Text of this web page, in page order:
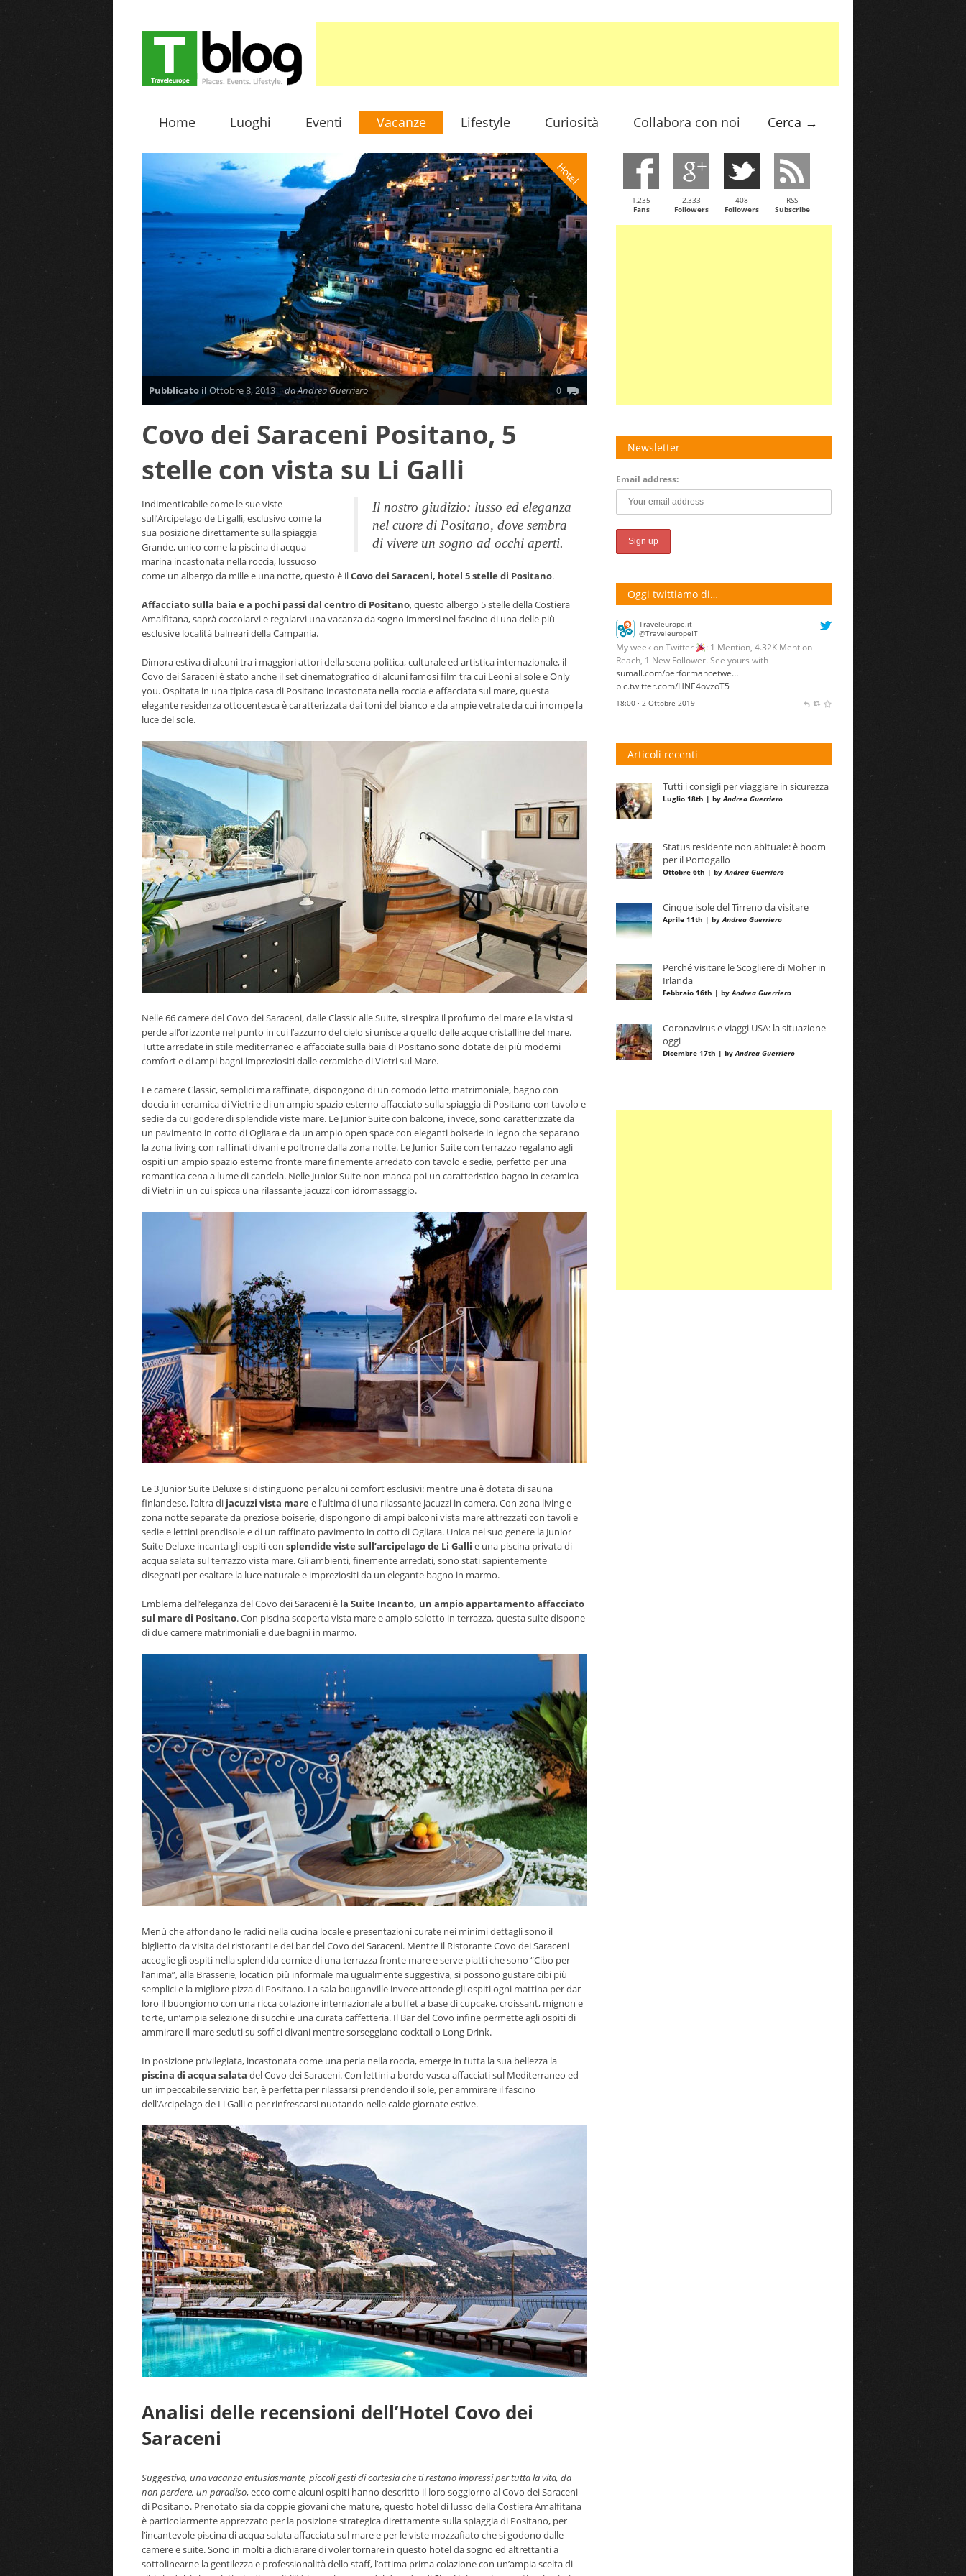
Home Luoghi Eventi Vacanze Lifestyle Curiosità Collabora con noi Cerca →
Hotel
Pubblicato il Ottobre 8, 2013 |da Andrea Guerriero 0
Covo dei Saraceni Positano, 5
stelle con vista su Li Galli
Il nostro giudizio: lusso ed eleganza
nel cuore di Positano, dove sembra
di vivere un sogno ad occhi aperti.
Indimenticabile come le sue viste
sull’Arcipelago de Li galli, esclusivo come la
sua posizione direttamente sulla spiaggia
Grande, unico come la piscina di acqua
marina incastonata nella roccia, lussuoso
come un albergo da mille e una notte, questo è ilCovo dei Saraceni, hotel 5 stelle di Positano.
Affacciato sulla baia e a pochi passi dal centro di Positano, questo albergo 5 stelle della Costiera
Amalfitana, saprà coccolarvi e regalarvi una vacanza da sogno immersi nel fascino di una delle più
esclusive località balneari della Campania.
Dimora estiva di alcuni tra i maggiori attori della scena politica, culturale ed artistica internazionale, il
Covo dei Saraceni è stato anche il set cinematografico di alcuni famosi film tra cui Leoni al sole e Only
you. Ospitata in una tipica casa di Positano incastonata nella roccia e affacciata sul mare, questa
elegante residenza ottocentesca è caratterizzata dai toni del bianco e da ampie vetrate da cui irrompe la
luce del sole.
Nelle 66 camere del Covo dei Saraceni, dalle Classic alle Suite, si respira il profumo del mare e la vista si
perde all’orizzonte nel punto in cui l’azzurro del cielo si unisce a quello delle acque cristalline del mare.
Tutte arredate in stile mediterraneo e affacciate sulla baia di Positano sono dotate dei più moderni
comfort e di ampi bagni impreziositi dalle ceramiche di Vietri sul Mare.
Le camere Classic, semplici ma raffinate, dispongono di un comodo letto matrimoniale, bagno con
doccia in ceramica di Vietri e di un ampio spazio esterno affacciato sulla spiaggia di Positano con tavolo e
sedie da cui godere di splendide viste mare. Le Junior Suite con balcone, invece, sono caratterizzate da
un pavimento in cotto di Ogliara e da un ampio open space con eleganti boiserie in legno che separano
la zona living con raffinati divani e poltrone dalla zona notte. Le Junior Suite con terrazzo regalano agli
ospiti un ampio spazio esterno fronte mare finemente arredato con tavolo e sedie, perfetto per una
romantica cena a lume di candela. Nelle Junior Suite non manca poi un caratteristico bagno in ceramica
di Vietri in un cui spicca una rilassante jacuzzi con idromassaggio.
Le 3 Junior Suite Deluxe si distinguono per alcuni comfort esclusivi: mentre una è dotata di sauna
finlandese, l’altra di jacuzzi vista mare e l’ultima di una rilassante jacuzzi in camera. Con zona living e
zona notte separate da preziose boiserie, dispongono di ampi balconi vista mare attrezzati con tavoli e
sedie e lettini prendisole e di un raffinato pavimento in cotto di Ogliara. Unica nel suo genere la Junior
Suite Deluxe incanta gli ospiti con splendide viste sull’arcipelago de Li Galli e una piscina privata di
acqua salata sul terrazzo vista mare. Gli ambienti, finemente arredati, sono stati sapientemente
disegnati per esaltare la luce naturale e impreziositi da un elegante bagno in marmo.
Emblema dell’eleganza del Covo dei Saraceni è la Suite Incanto, un ampio appartamento affacciato
sul mare di Positano. Con piscina scoperta vista mare e ampio salotto in terrazza, questa suite dispone
di due camere matrimoniali e due bagni in marmo.
Menù che affondano le radici nella cucina locale e presentazioni curate nei minimi dettagli sono il
biglietto da visita dei ristoranti e dei bar del Covo dei Saraceni. Mentre il Ristorante Covo dei Saraceni
accoglie gli ospiti nella splendida cornice di una terrazza fronte mare e serve piatti che sono “Cibo per
l’anima”, alla Brasserie, location più informale ma ugualmente suggestiva, si possono gustare cibi più
semplici e la migliore pizza di Positano. La sala bouganville invece attende gli ospiti ogni mattina per dar
loro il buongiorno con una ricca colazione internazionale a buffet a base di cupcake, croissant, mignon e
torte, un’ampia selezione di succhi e una curata caffetteria. Il Bar del Covo infine permette agli ospiti di
ammirare il mare seduti su soffici divani mentre sorseggiano cocktail o Long Drink.
In posizione privilegiata, incastonata come una perla nella roccia, emerge in tutta la sua bellezza la
piscina di acqua salata del Covo dei Saraceni. Con lettini a bordo vasca affacciati sul Mediterraneo ed
un impeccabile servizio bar, è perfetta per rilassarsi prendendo il sole, per ammirare il fascino
dell’Arcipelago de Li Galli o per rinfrescarsi nuotando nelle calde giornate estive.
Analisi delle recensioni dell’Hotel Covo dei
Saraceni
Suggestivo, una vacanza entusiasmante, piccoli gesti di cortesia che ti restano impressi per tutta la vita, da
non perdere, un paradiso, ecco come alcuni ospiti hanno descritto il loro soggiorno al Covo dei Saraceni
di Positano. Prenotato sia da coppie giovani che mature, questo hotel di lusso della Costiera Amalfitana
è particolarmente apprezzato per la posizione strategica direttamente sulla spiaggia di Positano, per
l’incantevole piscina di acqua salata affacciata sul mare e per le viste mozzafiato che si godono dalle
camere e suite. Sono in molti a dichiarare di voler tornare in questo hotel da sogno ed altrettanti a
sottolinearne la gentilezza e professionalità dello staff, l’ottima prima colazione con un’ampia scelta di
1,235
Fans
2,333
Followers
408
Followers
RSS
Subscribe
Newsletter
Email address:
Oggi twittiamo di…
Traveleurope.it
@TraveleuropeIT
My week on Twitter
: 1 Mention, 4.32K Mention
Reach, 1 New Follower. See yours with
sumall.com/performancetwe…
pic.twitter.com/HNE4ovzoT5
18:00 · 2 Ottobre 2019
Articoli recenti
Tutti i consigli per viaggiare in sicurezza
Luglio 18th | byAndrea Guerriero
Status residente non abituale: è boom
per il Portogallo
Ottobre 6th | byAndrea Guerriero
Cinque isole del Tirreno da visitare
Aprile 11th | byAndrea Guerriero
Perché visitare le Scogliere di Moher in
Irlanda
Febbraio 16th | byAndrea Guerriero
Coronavirus e viaggi USA: la situazione
oggi
Dicembre 17th | byAndrea Guerriero